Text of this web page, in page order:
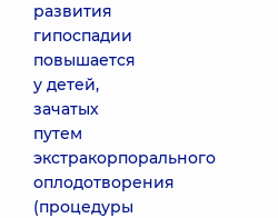
развития
гипоспадии
повышается
у детей,
зачатых
путем
экстракорпорального
оплодотворения
(процедуры